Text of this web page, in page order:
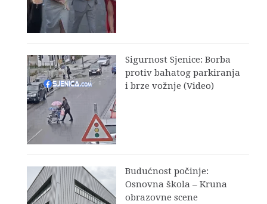
Sigurnost Sjenice: Borba
protiv bahatog parkiranja
i brze vožnje (Video)
Budućnost počinje:
Osnovna škola – Kruna
obrazovne scene